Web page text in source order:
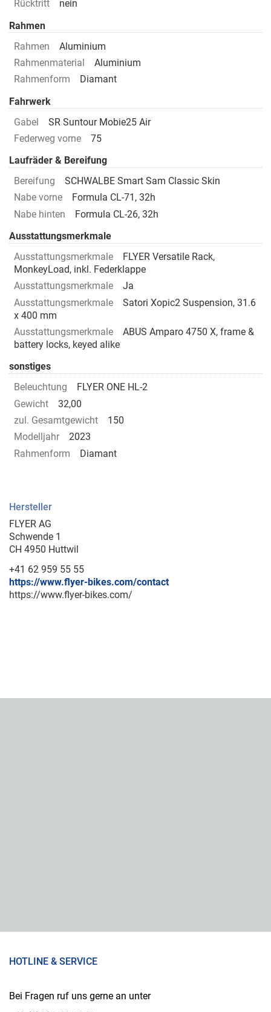
Rücktritt
nein
Rahmen
Rahmen
Aluminium
Rahmenmaterial
Aluminium
Rahmenform
Diamant
Fahrwerk
Gabel
SR Suntour Mobie25 Air
Federweg vorne
75
Laufräder & Bereifung
Bereifung
SCHWALBE Smart Sam Classic Skin
Nabe vorne
Formula CL-71, 32h
Nabe hinten
Formula CL-26, 32h
Ausstattungsmerkmale
Ausstattungsmerkmale
FLYER Versatile Rack,
MonkeyLoad, inkl. Federklappe
Ausstattungsmerkmale
Ja
Ausstattungsmerkmale
Satori Xopic2 Suspension, 31.6
x 400 mm
Ausstattungsmerkmale
ABUS Amparo 4750 X, frame &
battery locks, keyed alike
sonstiges
Beleuchtung
FLYER ONE HL-2
Gewicht
32,00
zul. Gesamtgewicht
150
Modelljahr
2023
Rahmenform
Diamant
Hersteller
FLYER AG
Schwende 1
CH 4950 Huttwil
+41 62 959 55 55
https://www.flyer-bikes.com/contact
https://www.flyer-bikes.com/
HOTLINE & SERVICE
Bei Fragen ruf uns gerne an unter